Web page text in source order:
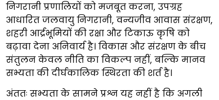
निगरानी प्रणालियों को मजबूत करना, उपग्रह
आधारित जलवायु निगरानी, वन्यजीव आवास संरक्षण,
शहरी आर्द्रभूमियों की रक्षा और टिकाऊ कृषि को
बढ़ावा देना अनिवार्य है। विकास और संरक्षण के बीच
संतुलन केवल नीति का विकल्प नहीं, बल्कि मानव
सभ्यता की दीर्घकालिक स्थिरता की शर्त है।
अंततः सभ्यता के सामने प्रश्न यह नहीं है कि अगली